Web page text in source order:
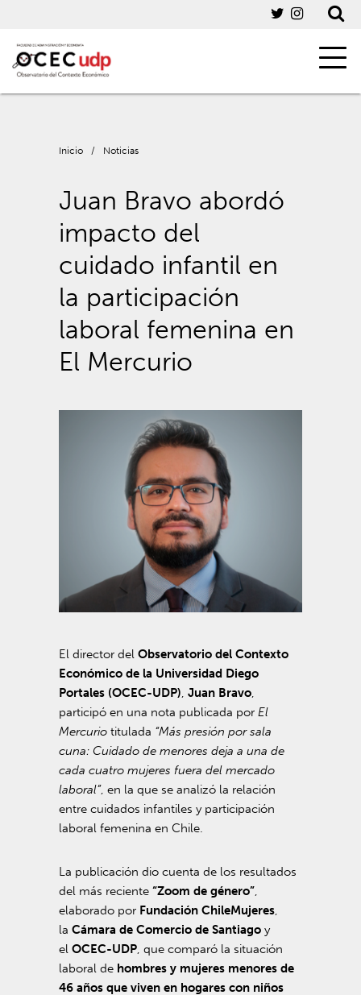
Inicio / Noticias
Juan Bravo abordó
impacto del
cuidado infantil en
la participación
laboral femenina en
El Mercurio
El director delObservatorio del Contexto
Económico de la Universidad Diego
Portales (OCEC-UDP),Juan Bravo,
participó en una nota publicada porEl
Mercurio titulada “Más presión por sala
cuna: Cuidado de menores deja a una de
cada cuatro mujeres fuera del mercado
laboral”, en la que se analizó la relación
entre cuidados infantiles y participación
laboral femenina en Chile.
La publicación dio cuenta de los resultados
del más reciente“Zoom de género”,
elaborado por Fundación ChileMujeres,
laCámara de Comercio de Santiago y
elOCEC-UDP, que comparó la situación
laboral de hombres y mujeres menores de
46 años que viven en hogares con niños